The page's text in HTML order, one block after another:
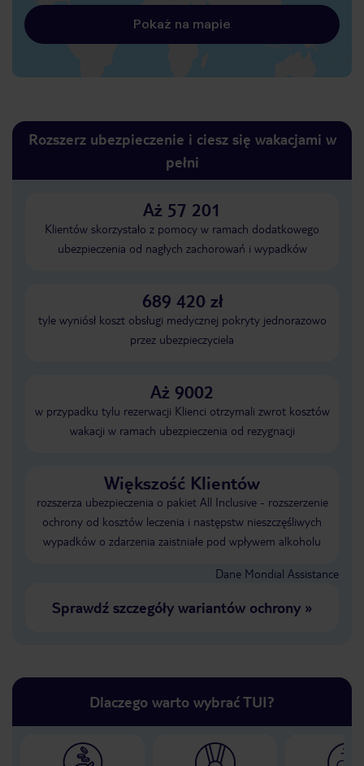
Pokaż na mapie
Rozszerz ubezpieczenie i ciesz się wakacjami w
pełni
Aż 57 201
Klientów skorzystało z pomocy w ramach dodatkowego
ubezpieczenia od nagłych zachorowań i wypadków
689 420 zł
tyle wyniósł koszt obsługi medycznej pokryty jednorazowo
przez ubezpieczyciela
Aż 9002
w przypadku tylu rezerwacji Klienci otrzymali zwrot kosztów
wakacji w ramach ubezpieczenia od rezygnacji
Większość Klientów
rozszerza ubezpieczenia o pakiet All Inclusive - rozszerzenie
ochrony od kosztów leczenia i następstw nieszczęśliwych
wypadków o zdarzenia zaistniałe pod wpływem alkoholu
Dane Mondial Assistance
Sprawdź szczegóły wariantów ochrony»
Dlaczego warto wybrać TUI?